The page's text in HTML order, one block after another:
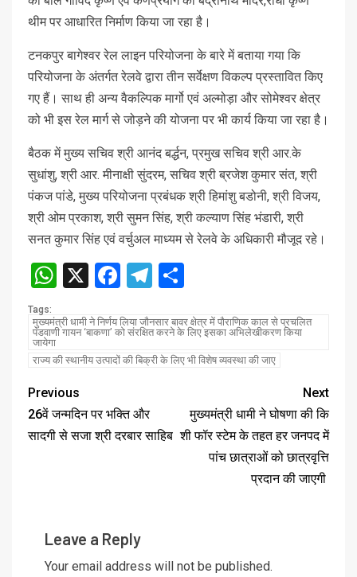
थीम पर आधारित निर्माण किया जा रहा है।
टनकपुर बागेश्वर रेल लाइन परियोजना के बारे में बताया गया कि
परियोजना के अंतर्गत रेलवे द्वारा तीन सर्वेक्षण विकल्प प्रस्तावित किए
गए हैं। साथ ही अन्य वैकल्पिक मार्गो एवं अल्मोड़ा और सोमेश्वर क्षेत्र
को भी इस रेल मार्ग से जोड़ने की योजना पर भी कार्य किया जा रहा है।
बैठक में मुख्य सचिव श्री आनंद बर्द्धन, प्रमुख सचिव श्री आर.के
सुधांशु, श्री आर. मीनाक्षी सुंदरम, सचिव श्री ब्रजेश कुमार संत, श्री
पंकज पांडे, मुख्य परियोजना प्रबंधक श्री हिमांशु बडोनी, श्री विजय,
श्री ओम प्रकाश, श्री सुमन सिंह, श्री कल्याण सिंह भंडारी, श्री
सनत कुमार सिंह एवं वर्चुअल माध्यम से रेलवे के अधिकारी मौजूद रहे।
WhatsApp
X Facebook
Telegram
Tags:
मुख्यमंत्री धामी ने निर्णय लिया जौनसार बावर क्षेत्र में पौराणिक काल से प्रचलित
पंडवाणी गायन ‘बाकणा’ को संरक्षित करने के लिए इसका अभिलेखीकरण किया
जायेगा
राज्य की स्थानीय उत्पादों की बिक्री के लिए भी विशेष व्यवस्था की जाए
Previous
26वें जन्मदिन पर भक्ति और
सादगी से सजा श्री दरबार साहिब
Next
मुख्यमंत्री धामी ने घोषणा की कि
शी फॉर स्टेम के तहत हर जनपद में
पांच छात्राओं को छात्रवृत्ति
प्रदान की जाएगी
Leave a Reply
Your email address will not be published.